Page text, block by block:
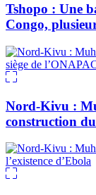
Tshopo : Une
Congo,
Nord-Kivu :
construction